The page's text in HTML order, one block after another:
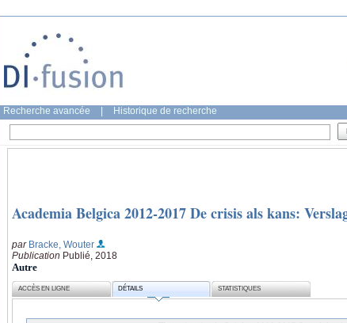
Recherche avancée Historique de recherche
Academia Belgica 2012-2017 De crisis als kans:
par Bracke, Wouter
Publication Publié, 2018
Autre
ACCÈS EN LIGNE DÉTAILS STATISTIQUES